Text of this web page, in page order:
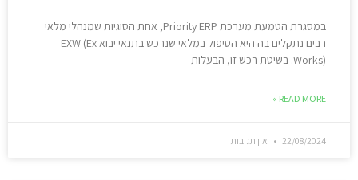
במסגרת הטמעת מערכת Priority ERP, אחת הסוגיות שמנהלי מלאי
רבים נתקלים בה היא הטיפול במלאי שנרכש בתנאי יבוא EXW (Ex
Works). בשיטת רכש זו, הבעלות
READ MORE »
22/08/2024 אין תגובות